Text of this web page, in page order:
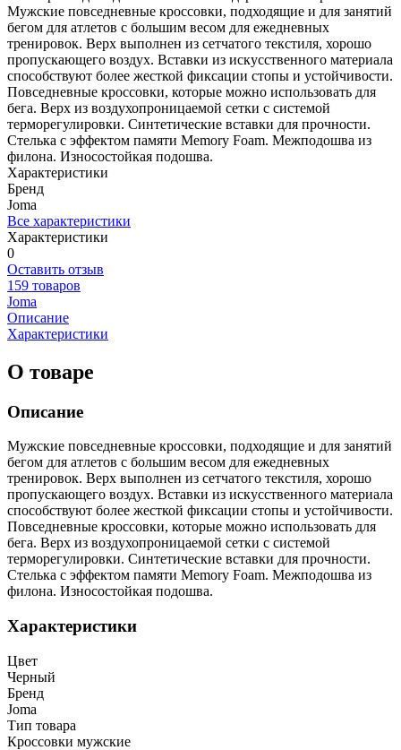
Мужские повседневные кроссовки, подходящие и для занятий
бегом для атлетов с большим весом для ежедневных
тренировок. Верх выполнен из сетчатого текстиля, хорошо
пропускающего воздух. Вставки из искусственного материала
способствуют более жесткой фиксации стопы и устойчивости.
Повседневные кроссовки, которые можно использовать для
бега. Верх из воздухопроницаемой сетки с системой
терморегулировки. Синтетические вставки для прочности.
Стелька с эффектом памяти Memory Foam. Межподошва из
филона. Износостойкая подошва.
Характеристики
Бренд
Joma
Все характеристики
Характеристики
0
Оставить отзыв
159 товаров
Joma
Описание
Характеристики
О товаре
Описание
Мужские повседневные кроссовки, подходящие и для занятий
бегом для атлетов с большим весом для ежедневных
тренировок. Верх выполнен из сетчатого текстиля, хорошо
пропускающего воздух. Вставки из искусственного материала
способствуют более жесткой фиксации стопы и устойчивости.
Повседневные кроссовки, которые можно использовать для
бега. Верх из воздухопроницаемой сетки с системой
терморегулировки. Синтетические вставки для прочности.
Стелька с эффектом памяти Memory Foam. Межподошва из
филона. Износостойкая подошва.
Характеристики
Цвет
Черный
Бренд
Joma
Тип товара
Кроссовки мужские